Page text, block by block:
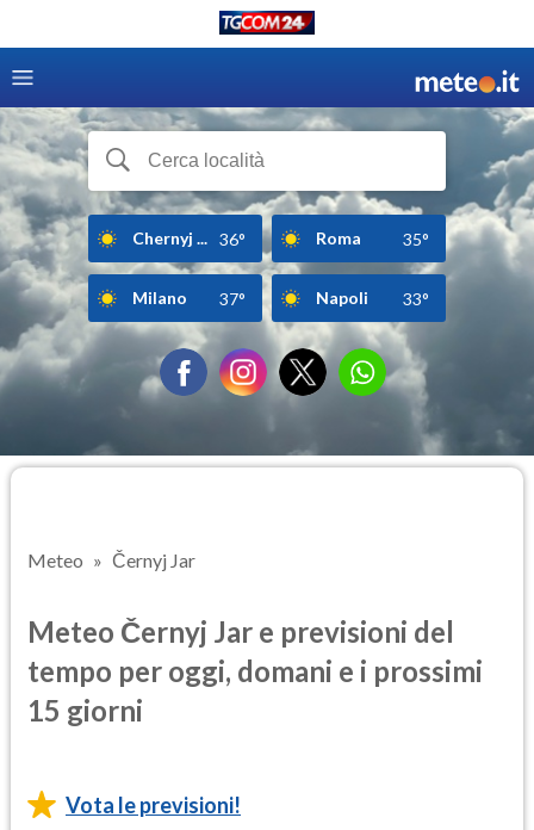
Chernyj ... 36° Roma 35°
Milano 37° Napoli 33°
Meteo Černyj Jar
Meteo Černyj Jar e previsioni del
tempo per oggi, domani e i prossimi
15 giorni
Vota le previsioni!